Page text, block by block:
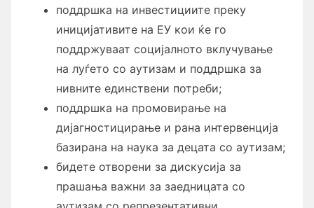
поддршка на инвестициите преку
иницијативите на ЕУ кои ќе го
поддржуваат социјалното вклучување
на луѓето со аутизам и поддршка за
нивните единствени потреби;
поддршка на промовирање на
дијагностицирање и рана интервенција
базирана на наука за децата со аутизам;
бидете отворени за дискусија за
прашања важни за заедницата со